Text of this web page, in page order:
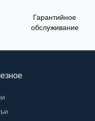
Гарантийное
обслуживание